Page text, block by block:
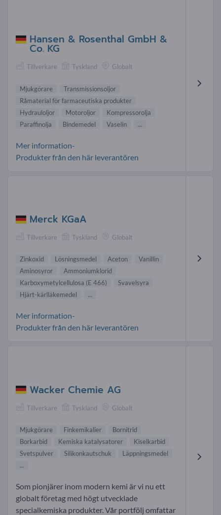
Hansen & Rosenthal GmbH &
Co. KG
Tillverkare Tyskland Globalt
Mjukgörare
Transmissionsoljor
Råmaterial för farmaceutiska produkter
Hydrauloljor
Motoroljor
Kompressorolja
Paraffinolja
Bindemedel Vaselin ...
Mer information-
Produkter från den här leverantören
Merck KGaA
Tillverkare Tyskland Globalt
Zinkoxid Lösningsmedel Aceton
Vanillin
Aminosyror
Ammoniumklorid
Karboxymetylcellulosa (E 466)
Svavelsyra
Hjärt-kärlläkemedel
...
Mer information-
Produkter från den här leverantören
Wacker Chemie AG
Tillverkare Tyskland Globalt
Mjukgörare Finkemikalier
Bornitrid
Borkarbid
Kemiska katalysatorer
Kiselkarbid
Svetspulver
Silikonkautschuk
Läppningsmedel
...
Som pionjärer inom modern kemi är vi nu ett
globalt företag med högt utvecklade
specialkemiska produkter. Vår portfölj omfattar